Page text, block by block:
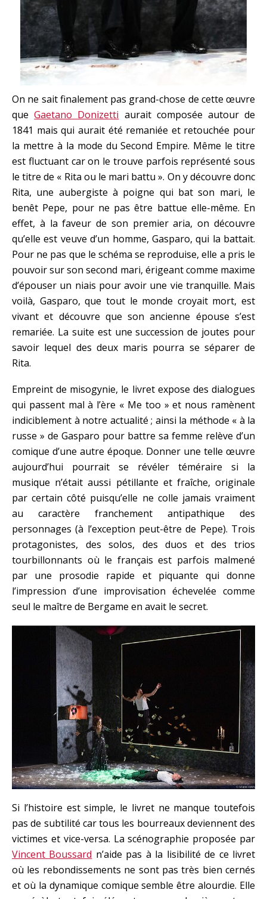
On ne sait finalement pas grand-chose de cette œuvre
queGaetano Donizetti aurait composée autour de
1841 mais qui aurait été remaniée et retouchée pour
la mettre à la mode du Second Empire. Même le titre
est fluctuant car on le trouve parfois représenté sous
le titre de « Rita ou le mari battu ». On y découvre donc
Rita, une aubergiste à poigne qui bat son mari, le
benêt Pepe, pour ne pas être battue elle-même. En
effet, à la faveur de son premier aria, on découvre
qu’elle est veuve d’un homme, Gasparo, qui la battait.
Pour ne pas que le schéma se reproduise, elle a pris le
pouvoir sur son second mari, érigeant comme maxime
d’épouser un niais pour avoir une vie tranquille. Mais
voilà, Gasparo, que tout le monde croyait mort, est
vivant et découvre que son ancienne épouse s’est
remariée. La suite est une succession de joutes pour
savoir lequel des deux maris pourra se séparer de
Rita.
Empreint de misogynie, le livret expose des dialogues
qui passent mal à l’ère « Me too » et nous ramènent
indiciblement à notre actualité ; ainsi la méthode « à la
russe » de Gasparo pour battre sa femme relève d’un
comique d’une autre époque. Donner une telle œuvre
aujourd’hui pourrait se révéler téméraire si la
musique n’était aussi pétillante et fraîche, originale
par certain côté puisqu’elle ne colle jamais vraiment
au caractère franchement antipathique des
personnages (à l’exception peut-être de Pepe). Trois
protagonistes, des solos, des duos et des trios
tourbillonnants où le français est parfois malmené
par une prosodie rapide et piquante qui donne
l’impression d’une improvisation échevelée comme
seul le maître de Bergame en avait le secret.
Si l’histoire est simple, le livret ne manque toutefois
pas de subtilité car tous les bourreaux deviennent des
victimes et vice-versa. La scénographie proposée par
Vincent Boussard n’aide pas à la lisibilité de ce livret
où les rebondissements ne sont pas très bien cernés
et où la dynamique comique semble être alourdie. Elle